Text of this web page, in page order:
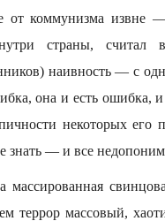
от коммунизма извне
страны,
наивность — с
она и есть ошибка,
некоторых
знать — и все
массированная
террор массовый,